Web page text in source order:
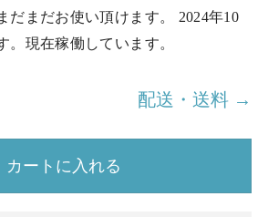
だまだお使い頂けます。 2024年10
。現在稼働しています。
配送・送料 →
カートに入れる